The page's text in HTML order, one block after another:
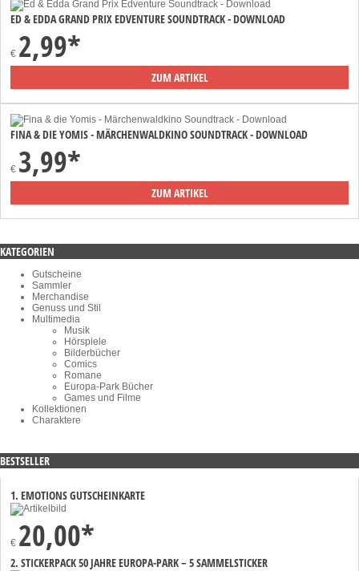
ED & EDDA GRAND PRIX EDVENTURE SOUNDTRACK - DOWNLOAD
€ 2,99*
ZUM ARTIKEL
FINA & DIE YOMIS - MÄRCHENWALDKINO SOUNDTRACK - DOWNLOAD
€ 3,99*
ZUM ARTIKEL
KATEGORIEN
Gutscheine
Sammler
Merchandise
Genuss und Stil
Multimedia
Musik
Hörspiele
Bilderbücher
Comics
Romane
Europa-Park Bücher
Games und Filme
Kollektionen
Charaktere
BESTSELLER
1. EMOTIONS GUTSCHEINKARTE
€ 20,00*
2. STICKERPACK 50 JAHRE EUROPA-PARK – 5 SAMMELSTICKER